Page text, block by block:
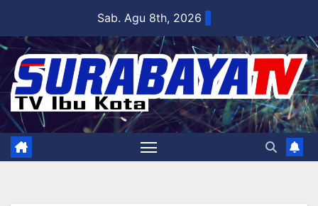
content
Sab. Agu 8th, 2026